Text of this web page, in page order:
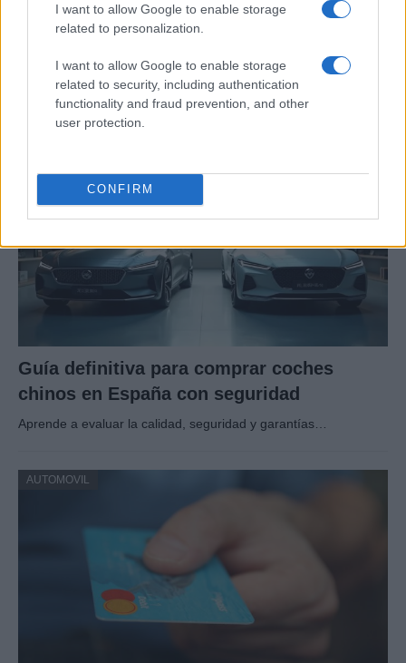
I want to allow Google to enable storage
related to personalization.
I want to allow Google to enable storage
related to security, including authentication
functionality and fraud prevention, and other
user protection.
CONFIRM
Cómo obtener el permiso internacional
para conducir y viajar por todo el mundo
La International Drivers Association te ofrece la posibilidad…
Guía definitiva para comprar coches
chinos en España con seguridad
Aprende a evaluar la calidad, seguridad y garantías…
AUTOMOVIL